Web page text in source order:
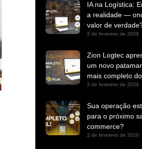
IA na Logística:
a realidade —
valor de
2 de fevereiro de 2026
Zion Logtec
um novo
mais completo
2 de fevereiro de 2026
Sua operação
para o próximo
commerce?
2 de fevereiro de 2026